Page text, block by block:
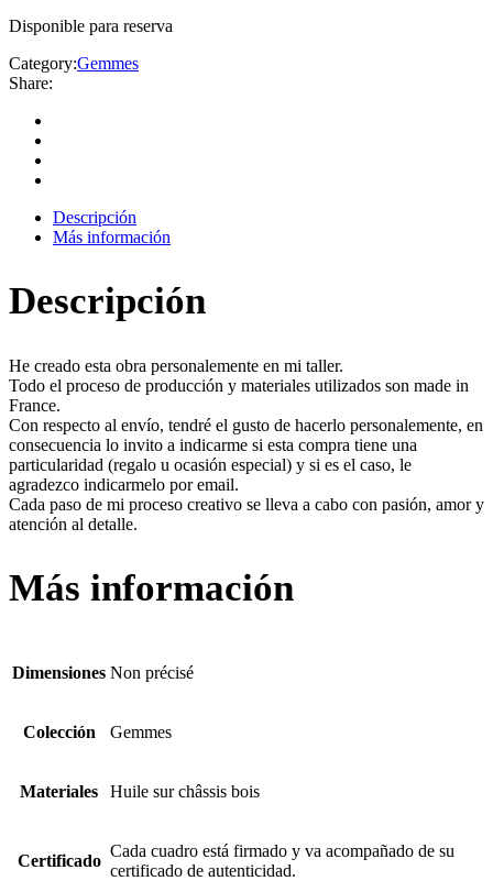
Disponible para reserva
Category:Gemmes
Share:
Descripción
Más información
Descripción
He creado esta obra personalemente en mi taller.
Todo el proceso de producción y materiales utilizados son made in
France.
Con respecto al envío, tendré el gusto de hacerlo personalemente, en
consecuencia lo invito a indicarme si esta compra tiene una
particularidad (regalo u ocasión especial) y si es el caso, le
agradezco indicarmelo por email.
Cada paso de mi proceso creativo se lleva a cabo con pasión, amor y
atención al detalle.
Más información
Dimensiones Non précisé
Colección Gemmes
Materiales Huile sur châssis bois
Certificado
Cada cuadro está firmado y va acompañado de su
certificado de autenticidad.